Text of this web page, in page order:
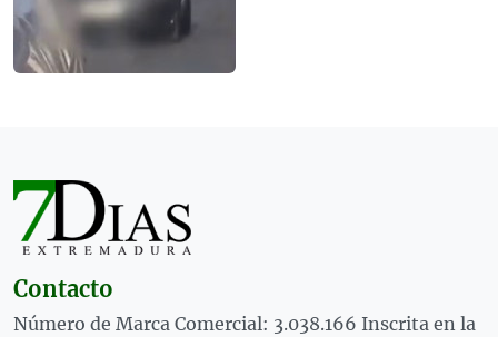
Contacto
Número de Marca Comercial: 3.038.166 Inscrita en la